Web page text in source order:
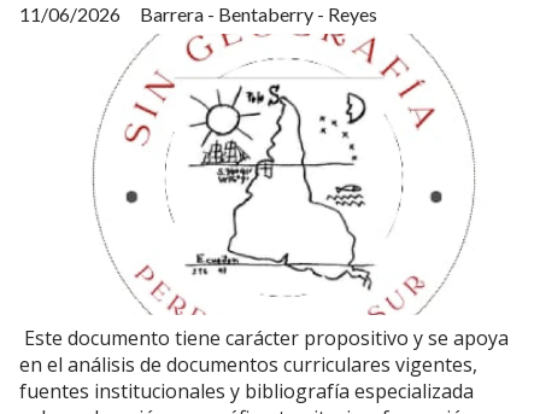
Barrera - Bentaberry - Reyes
11/06/2026
Este documento tiene carácter propositivo y se apoya
en el análisis de documentos curriculares vigentes,
fuentes institucionales y bibliografía especializada